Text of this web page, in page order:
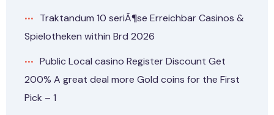
Traktandum 10 seriÃ¶se Erreichbar Casinos &
Spielotheken within Brd 2026
Public Local casino Register Discount Get
200% A great deal more Gold coins for the First
Pick – 1